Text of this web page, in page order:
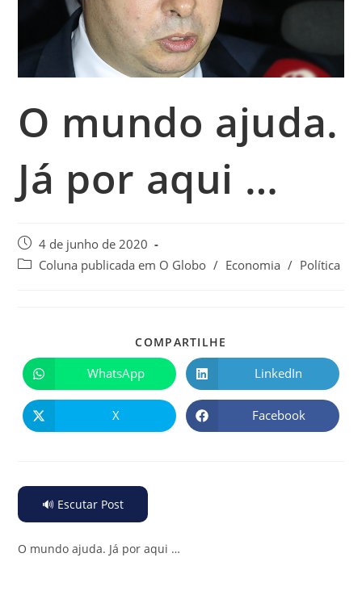
O mundo ajuda.
Já por aqui …
4 de junho de 2020
Coluna publicada em O Globo / Economia / Política
COMPARTILHE
WhatsApp LinkedIn
X Facebook
🔊 Escutar Post
O mundo ajuda. Já por aqui …